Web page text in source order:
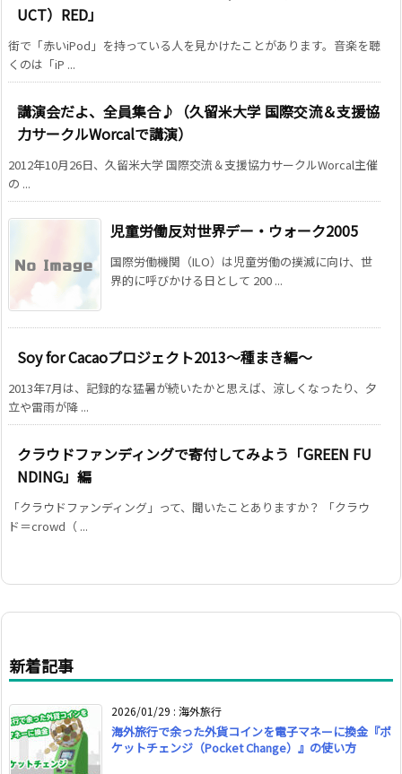
UCT）RED」
街で「赤いiPod」を持っている人を見かけたことがあります。音楽を聴
くのは「iP ...
講演会だよ、全員集合♪（久留米大学 国際交流＆支援協
力サークルWorcalで講演）
2012年10月26日、久留米大学 国際交流＆支援協力サークルWorcal主催
の ...
児童労働反対世界デー・ウォーク2005
国際労働機関（ILO）は児童労働の撲滅に向け、世
界的に呼びかける日として 200 ...
Soy for Cacaoプロジェクト2013～種まき編～
2013年7月は、記録的な猛暑が続いたかと思えば、涼しくなったり、夕
立や雷雨が降 ...
クラウドファンディングで寄付してみよう「GREEN FU
NDING」編
「クラウドファンディング」って、聞いたことありますか？ 「クラウ
ド＝crowd（ ...
新着記事
2026/01/29 : 海外旅行
海外旅行で余った外貨コインを電子マネーに換金『ポ
ケットチェンジ（Pocket Change）』の使い方